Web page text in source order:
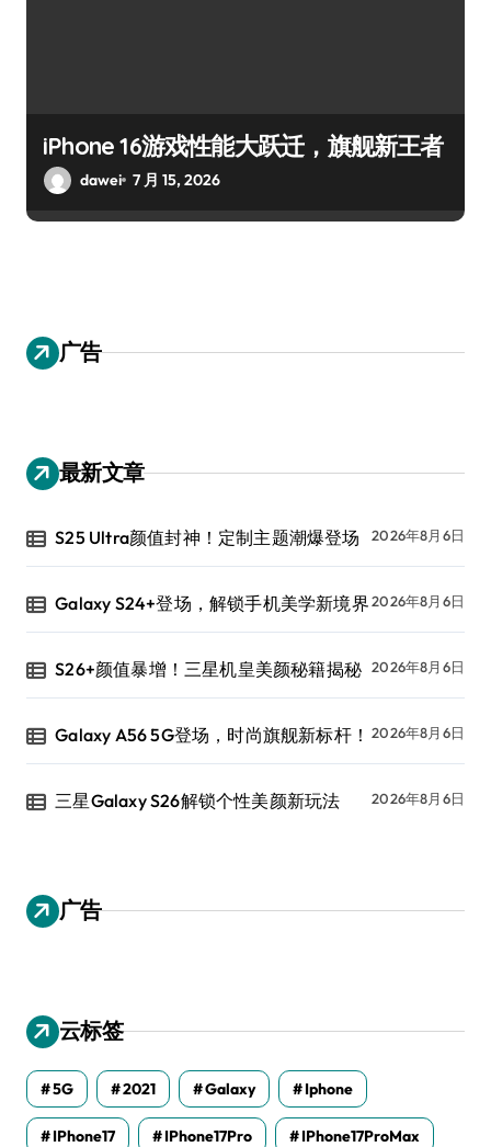
iPhone 16游戏性能大跃迁，旗舰新王者
dawei 7 月 15, 2026
广告
最新文章
S25 Ultra颜值封神！定制主题潮爆登场 2026年8月6日
Galaxy S24+登场，解锁手机美学新境界2026年8月6日
S26+颜值暴增！三星机皇美颜秘籍揭秘 2026年8月6日
Galaxy A56 5G登场，时尚旗舰新标杆！ 2026年8月6日
三星Galaxy S26解锁个性美颜新玩法 2026年8月6日
广告
云标签
5G 2021 Galaxy Iphone
IPhone17 IPhone17Pro IPhone17ProMax